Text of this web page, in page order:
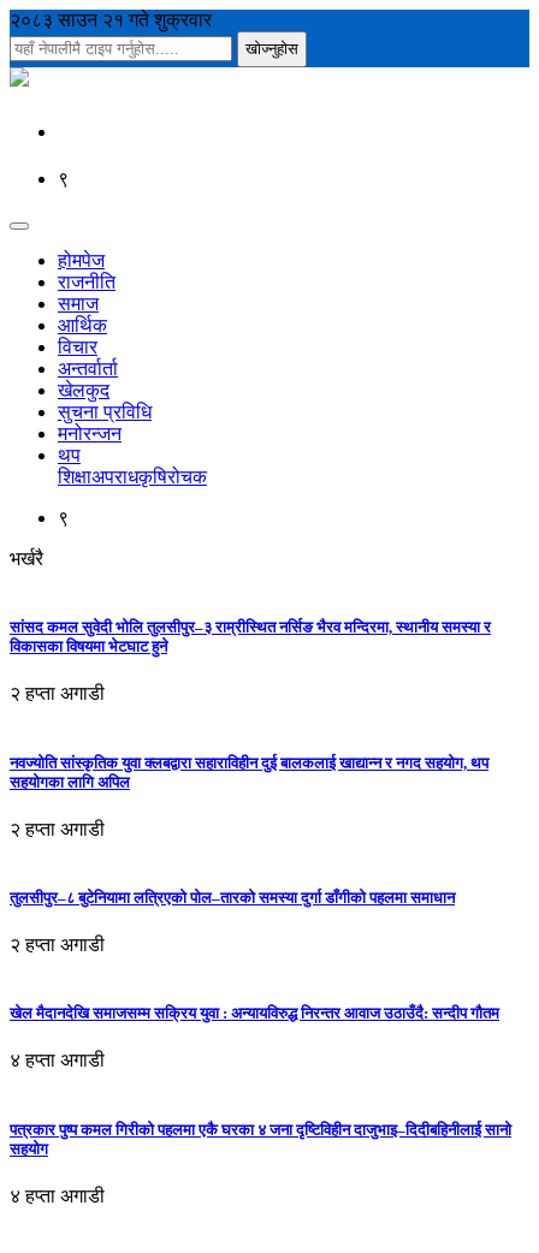
२०८३ साउन २१ गते शुक्रवार
९
होमपेज
राजनीति
समाज
आर्थिक
विचार
अन्तर्वार्ता
खेलकुद
सुचना प्रविधि
मनोरन्जन
थप
शिक्षाअपराधकृषिरोचक
९
भर्खरै
सांसद कमल सुवेदी भोलि तुलसीपुर–३ राम्रीस्थित नर्सिङ भैरव मन्दिरमा, स्थानीय समस्या र
विकासका विषयमा भेटघाट हुने
२ हप्ता अगाडी
नवज्योति सांस्कृतिक युवा क्लबद्वारा सहाराविहीन दुई बालकलाई खाद्यान्न र नगद सहयोग, थप
सहयोगका लागि अपिल
२ हप्ता अगाडी
तुलसीपुर–८ बुटेनियामा लत्रिएको पोल–तारको समस्या दुर्गा डाँगीको पहलमा समाधान
२ हप्ता अगाडी
खेल मैदानदेखि समाजसम्म सक्रिय युवा : अन्यायविरुद्ध निरन्तर आवाज उठाउँदै: सन्दीप गौतम
४ हप्ता अगाडी
पत्रकार पुष्प कमल गिरीको पहलमा एकै घरका ४ जना दृष्टिविहीन दाजुभाइ–दिदीबहिनीलाई सानो
सहयोग
४ हप्ता अगाडी